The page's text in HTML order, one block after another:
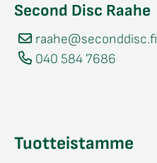
Second Disc Raahe
raahe@seconddisc.fi
040 584 7686
Tuotteistamme